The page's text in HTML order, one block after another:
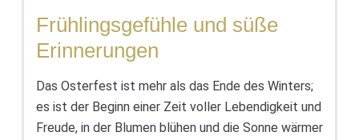
Frühlingsgefühle und süße
Erinnerungen
Das Osterfest ist mehr als das Ende des Winters;
es ist der Beginn einer Zeit voller Lebendigkeit und
Freude, in der Blumen blühen und die Sonne wärmer